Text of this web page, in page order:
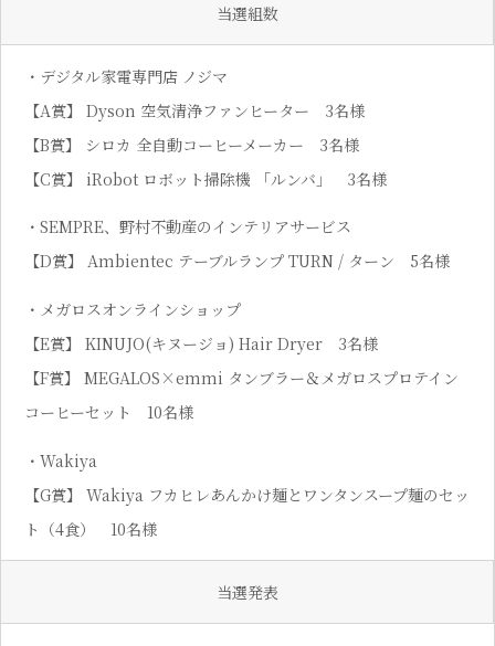
当選組数
・デジタル家電専門店 ノジマ
【A賞】 Dyson 空気清浄ファンヒーター 3名様
【B賞】 シロカ 全⾃動コーヒーメーカー 3名様
【C賞】 iRobot ロボット掃除機 「ルンバ」 3名様
・SEMPRE、野村不動産のインテリアサービス
【D賞】 Ambientec テーブルランプ TURN / ターン 5名様
・メガロスオンラインショップ
【E賞】 KINUJO(キヌージョ) Hair Dryer 3名様
【F賞】 MEGALOS×emmi タンブラー＆メガロスプロテイン
コーヒーセット 10名様
・Wakiya
【G賞】 Wakiya フカヒレあんかけ麺とワンタンスープ麺のセッ
ト（4⾷） 10名様
当選発表